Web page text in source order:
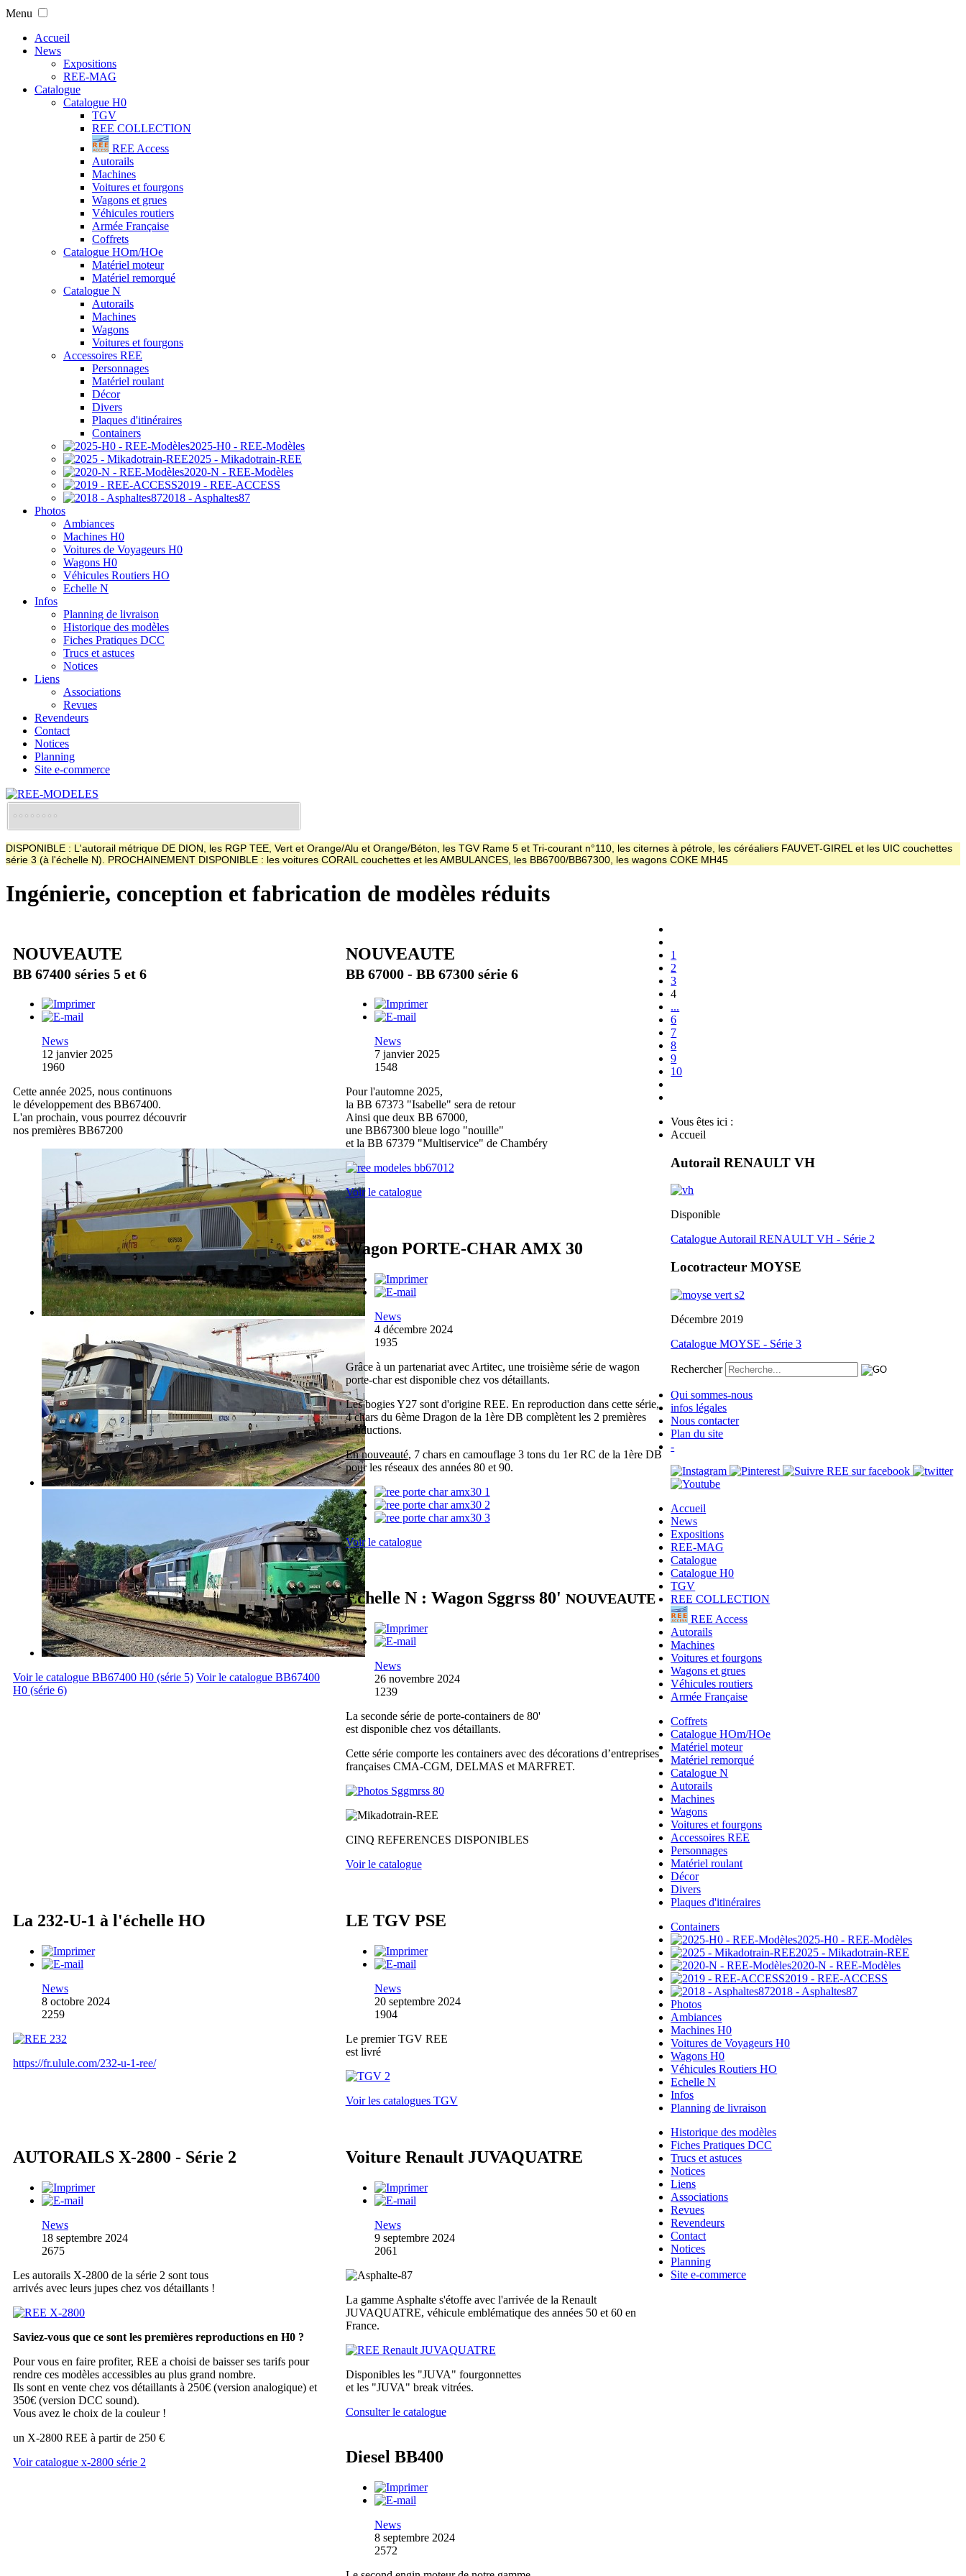
Menu
Accueil
News
Expositions
REE-MAG
Catalogue
Catalogue H0
TGV
REE COLLECTION
REE Access
Autorails
Machines
Voitures et fourgons
Wagons et grues
Véhicules routiers
Armée Française
Coffrets
Catalogue HOm/HOe
Matériel moteur
Matériel remorqué
Catalogue N
Autorails
Machines
Wagons
Voitures et fourgons
Accessoires REE
Personnages
Matériel roulant
Décor
Divers
Plaques d'itinéraires
Containers
2025-H0 - REE-Modèles
2025 - Mikadotrain-REE
2020-N - REE-Modèles
2019 - REE-ACCESS
2018 - Asphaltes87
Photos
Ambiances
Machines H0
Voitures de Voyageurs H0
Wagons H0
Véhicules Routiers HO
Echelle N
Infos
Planning de livraison
Historique des modèles
Fiches Pratiques DCC
Trucs et astuces
Notices
Liens
Associations
Revues
Revendeurs
Contact
Notices
Planning
Site e-commerce
DISPONIBLE : L'autorail métrique DE DION, les RGP TEE, Vert et Orange/Alu et Orange/Béton, les TGV Rame 5 et Tri-courant n°110, les citernes à pétrole, les céréaliers FAUVET-GIREL et les UIC couchettes
série 3 (à l'échelle N). PROCHAINEMENT DISPONIBLE : les voitures CORAIL couchettes et les AMBULANCES, les BB6700/BB67300, les wagons COKE MH45
Ingénierie, conception et fabrication de modèles réduits
NOUVEAUTE
BB 67400 séries 5 et 6
News
12 janvier 2025
1960
Cette année 2025, nous continuons
le développement des BB67400.
L'an prochain, vous pourrez découvrir
nos premières BB67200
Voir le catalogue BB67400 H0 (série 5) Voir le catalogue BB67400
H0 (série 6)
NOUVEAUTE
BB 67000 - BB 67300 série 6
News
7 janvier 2025
1548
Pour l'automne 2025,
la BB 67373 "Isabelle" sera de retour
Ainsi que deux BB 67000,
une BB67300 bleue logo "nouille"
et la BB 67379 "Multiservice" de Chambéry
Voir le catalogue
Wagon PORTE-CHAR AMX 30
News
4 décembre 2024
1935
Grâce à un partenariat avec Artitec, une troisième série de wagon
porte-char est disponible chez vos détaillants.
Les bogies Y27 sont d'origine REE. En reproduction dans cette série,
4 chars du 6ème Dragon de la 1ère DB complètent les 2 premières
productions.
En nouveauté, 7 chars en camouflage 3 tons du 1er RC de la 1ère DB
pour les réseaux des années 80 et 90.
Voir le catalogue
Echelle N : Wagon Sggrss 80' NOUVEAUTE
News
26 novembre 2024
1239
La seconde série de porte-containers de 80'
est disponible chez vos détaillants.
Cette série comporte les containers avec des décorations d’entreprises
françaises CMA-CGM, DELMAS et MARFRET.
CINQ REFERENCES DISPONIBLES
Voir le catalogue
La 232-U-1 à l'échelle HO
News
8 octobre 2024
2259
https://fr.ulule.com/232-u-1-ree/
LE TGV PSE
News
20 septembre 2024
1904
Le premier TGV REE
est livré
Voir les catalogues TGV
AUTORAILS X-2800 - Série 2
News
18 septembre 2024
2675
Les autorails X-2800 de la série 2 sont tous
arrivés avec leurs jupes chez vos détaillants !
Saviez-vous que ce sont les premières reproductions en H0 ?
Pour vous en faire profiter, REE a choisi de baisser ses tarifs pour
rendre ces modèles accessibles au plus grand nombre.
Ils sont en vente chez vos détaillants à 250€ (version analogique) et
350€ (version DCC sound).
Vous avez le choix de la couleur !
un X-2800 REE à partir de 250 €
Voir catalogue x-2800 série 2
Voiture Renault JUVAQUATRE
News
9 septembre 2024
2061
La gamme Asphalte s'étoffe avec l'arrivée de la Renault
JUVAQUATRE, véhicule emblématique des années 50 et 60 en
France.
Disponibles les "JUVA" fourgonnettes
et les "JUVA" break vitrées.
Consulter le catalogue
Diesel BB400
News
8 septembre 2024
2572
1
2
3
4
...
6
7
8
9
10
Vous êtes ici :
Accueil
Autorail RENAULT VH
Disponible
Catalogue Autorail RENAULT VH - Série 2
Locotracteur MOYSE
Décembre 2019
Catalogue MOYSE - Série 3
Rechercher
Qui sommes-nous
infos légales
Nous contacter
Plan du site
-
Accueil
News
Expositions
REE-MAG
Catalogue
Catalogue H0
TGV
REE COLLECTION
REE Access
Autorails
Machines
Voitures et fourgons
Wagons et grues
Véhicules routiers
Armée Française
Coffrets
Catalogue HOm/HOe
Matériel moteur
Matériel remorqué
Catalogue N
Autorails
Machines
Wagons
Voitures et fourgons
Accessoires REE
Personnages
Matériel roulant
Décor
Divers
Plaques d'itinéraires
Containers
2025-H0 - REE-Modèles
2025 - Mikadotrain-REE
2020-N - REE-Modèles
2019 - REE-ACCESS
2018 - Asphaltes87
Photos
Ambiances
Machines H0
Voitures de Voyageurs H0
Wagons H0
Véhicules Routiers HO
Echelle N
Infos
Planning de livraison
Historique des modèles
Fiches Pratiques DCC
Trucs et astuces
Notices
Liens
Associations
Revues
Revendeurs
Contact
Notices
Planning
Site e-commerce